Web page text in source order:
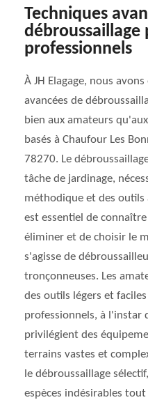
Techniques
professionnels
À JH Elagage, nous
avancées de
bien aux amateurs
basés à Chaufour Les
78270. Le
tâche de jardinage,
méthodique et des outils
est essentiel de
éliminer et de choisir le
s'agisse de
tronçonneuses. Les
des outils légers et
professionnels, à l'instar
privilégient des
terrains vastes et
le débroussaillage
espèces indésirables